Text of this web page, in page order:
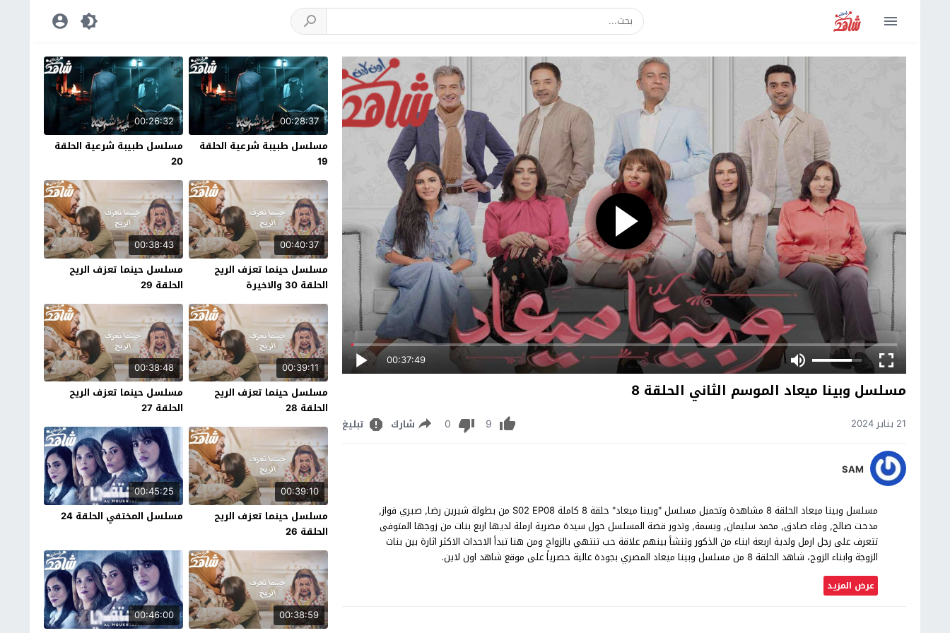
00:37:49
مسلسل وبينا ميعاد الموسم الثاني الحلقة 8
21 يناير 2024 9
0 شارك تبليغ
SAM
مسلسل وبينا ميعاد الحلقة 8 مشاهدة وتحميل مسلسل "وبينا ميعاد" حلقة 8 كاملة S02 EP08 من بطولة شيرين رضا, صبري فواز,
مدحت صالح, وفاء صادق, محمد سليمان, وبسمة, وتدور قصة المسلسل حول سيدة مصرية ارملة لديها اربع بنات من زوجها المتوفى
تتعرف على رجل ارمل ولدية اربعة ابناء من الذكور وتنشأ بينهم علاقة حب تنتهي بالزواج ومن هنا تبدأ الاحداث الاكثر اثارة بين بنات
الزوجة وابناء الزوج، شاهد الحلقة 8 من مسلسل وبينا ميعاد المصري بجودة عالية حصرياً على موقع شاهد اون لاين.
عرض المزيد
00:28:37
مسلسل طبيبة شرعية الحلقة
19
00:26:32
مسلسل طبيبة شرعية الحلقة
20
00:40:37
مسلسل حينما تعزف الريح
الحلقة 30 والاخيرة
00:38:43
مسلسل حينما تعزف الريح
الحلقة 29
00:39:11
مسلسل حينما تعزف الريح
الحلقة 28
00:38:48
مسلسل حينما تعزف الريح
الحلقة 27
00:39:10
مسلسل حينما تعزف الريح
الحلقة 26
00:45:25
مسلسل المختفي الحلقة 24
00:38:59
00:46:00